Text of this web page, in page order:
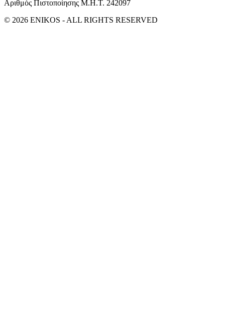
Αριθμός Πιστοποίησης Μ.Η.Τ. 242097
© 2026 ENIKOS - ALL RIGHTS RESERVED